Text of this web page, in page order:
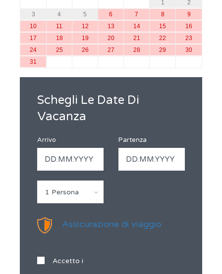
1
2
3
4 5 6 7 8
9
10
11 12 13 14 15
16
17
18 19 20 21 22
23
24
25 26 27 28 29
30
31
Schegli Le Date Di
Vacanza
Arrivo Partenza
1 Persona
Assicurazione di viaggio
Accetto i